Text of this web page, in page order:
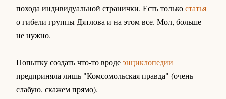
похода индивидуальной странички. Есть толькостатья
о гибели группы Дятлова и на этом все. Мол, больше
не нужно.
Попытку создать что-то вродеэнциклопедии
предприняла лишь "Комсомольская правда" (очень
слабую, скажем прямо).